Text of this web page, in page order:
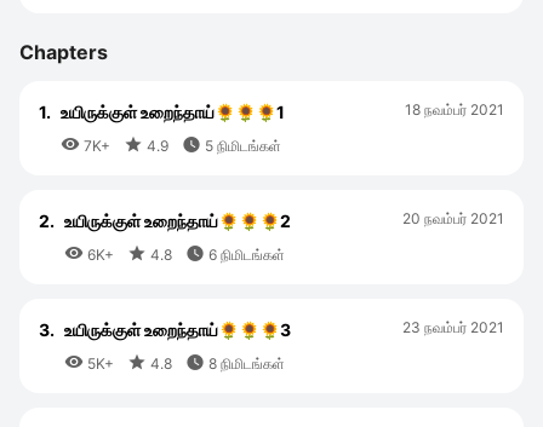
Chapters
1. உயிருக்குள் உறைந்தாய்🌻🌻🌻1
 7K+  4.9  5 நிமிடங்கள்
18 நவம்பர் 2021
2. உயிருக்குள் உறைந்தாய்🌻🌻🌻2
 6K+  4.8  6 நிமிடங்கள்
20 நவம்பர் 2021
3. உயிருக்குள் உறைந்தாய்🌻🌻🌻3
 5K+  4.8  8 நிமிடங்கள்
23 நவம்பர் 2021